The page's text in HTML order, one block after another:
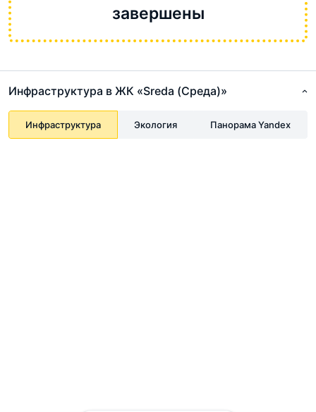
завершены
Инфраструктура в ЖК «Sreda (Среда)»
Инфраструктура Экология Панорама Yandex